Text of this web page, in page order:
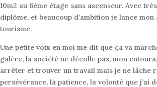
10m2 au 6ème étage sans ascenseur. Avec
diplôme, et beaucoup d’ambition je lance
tourisme.
Une petite voix en moi me dit que ça va
galère, la société ne décolle pas, mon
arrêter et trouver un travail mais je ne lâche
persévérance, la patience, la volonté que j’ai